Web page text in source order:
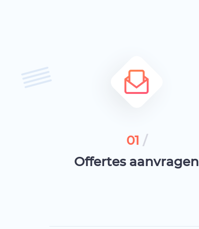
01 /
Offertes aanvragen